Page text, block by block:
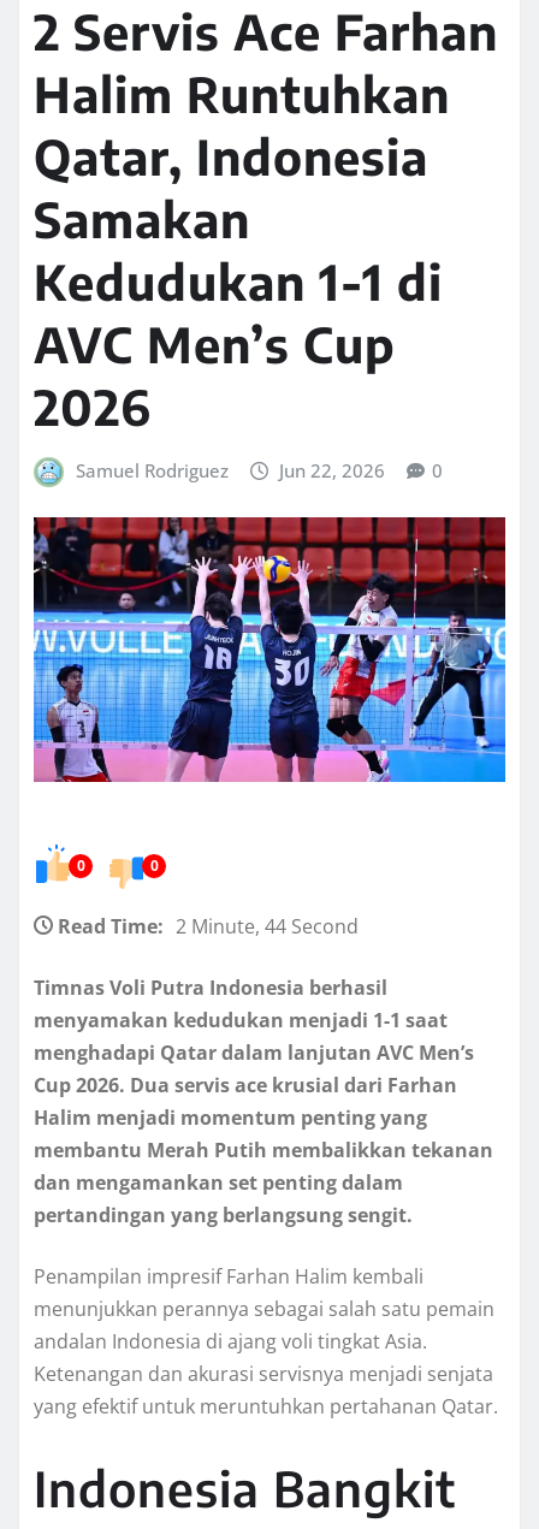
2 Servis Ace Farhan
Halim Runtuhkan
Qatar, Indonesia
Samakan
Kedudukan 1-1 di
AVC Men’s Cup
2026
Samuel Rodriguez Jun 22, 2026 0
0 0
Read Time: 2 Minute, 44 Second
Timnas Voli Putra Indonesia berhasil
menyamakan kedudukan menjadi 1-1 saat
menghadapi Qatar dalam lanjutan AVC Men’s
Cup 2026. Dua servis ace krusial dari Farhan
Halim menjadi momentum penting yang
membantu Merah Putih membalikkan tekanan
dan mengamankan set penting dalam
pertandingan yang berlangsung sengit.
Penampilan impresif Farhan Halim kembali
menunjukkan perannya sebagai salah satu pemain
andalan Indonesia di ajang voli tingkat Asia.
Ketenangan dan akurasi servisnya menjadi senjata
yang efektif untuk meruntuhkan pertahanan Qatar.
Indonesia Bangkit